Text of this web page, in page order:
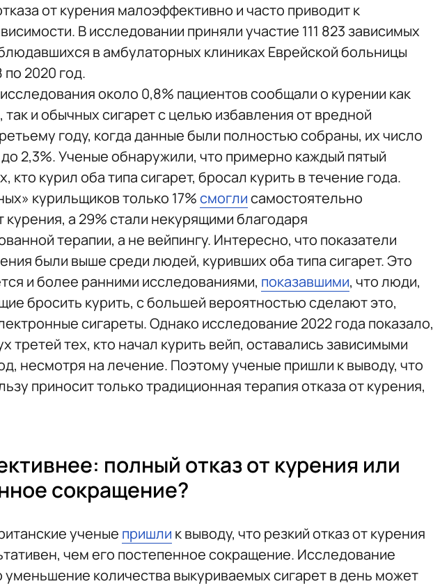
от курения малоэффективно и часто приводит к
В исследовании приняли участие 111 823 зависимых
в амбулаторных клиниках Еврейской больницы
по 2020 год.
около 0,8% пациентов сообщали о курении как
и обычных сигарет с целью избавления от вредной
году, когда данные были полностью собраны, их число
2,3%. Ученые обнаружили, что примерно каждый пятый
кто курил оба типа сигарет, бросал курить в течение года.
курильщиков только 17%смоглисамостоятельно
курения, а 29% стали некурящими благодаря
терапии, а не вейпингу. Интересно, что показатели
были выше среди людей, куривших оба типа сигарет. Это
и более ранними исследованиями, показавшими, что люди,
бросить курить, с большей вероятностью сделают это,
сигареты. Однако исследование 2022 года показало,
третей тех, кто начал курить вейп, оставались зависимыми
несмотря на лечение. Поэтому ученые пришли к выводу, что
приносит только традиционная терапия отказа от курения,
полный отказ от курения или
сокращение?
ученые пришли к выводу, что резкий отказ от курения
чем его постепенное сокращение. Исследование
уменьшение количества выкуриваемых сигарет в день может